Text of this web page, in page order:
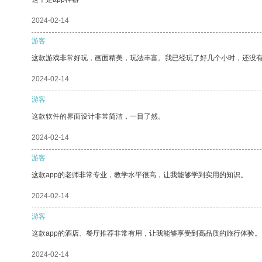
2024-02-14
游客
这款游戏非常好玩，画面精美，玩法丰富。我已经玩了好几个小时，还没
2024-02-14
游客
这款软件的界面设计非常简洁，一目了然。
2024-02-14
游客
这款app的老师非常专业，教学水平很高，让我能够学到实用的知识。
2024-02-14
游客
这款app的酒店、餐厅推荐非常有用，让我能够享受到高品质的旅行体验。
2024-02-14